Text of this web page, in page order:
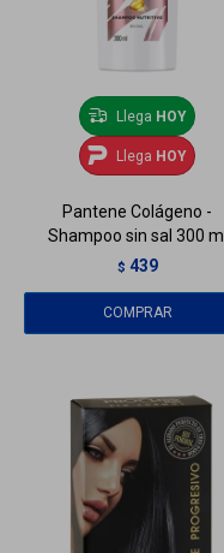
Llega HOY
Llega HOY
Pantene Colágeno -
Shampoo sin sal 300 ml
$ 439